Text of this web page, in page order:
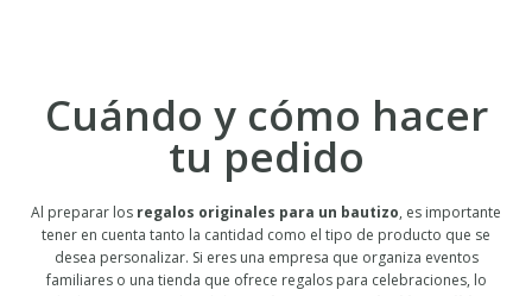
Cuándo y cómo hacer
tu pedido
Al preparar los regalos originales para un bautizo, es importante
tener en cuenta tanto la cantidad como el tipo de producto que se
desea personalizar. Si eres una empresa que organiza eventos
familiares o una tienda que ofrece regalos para celebraciones, lo